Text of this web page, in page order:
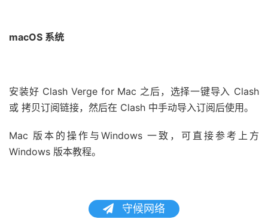
macOS 系统
安装好 Clash Verge for Mac 之后，选择一键导入 Clash
或 拷贝订阅链接，然后在 Clash 中手动导入订阅后使用。
Mac 版本的操作与Windows 一致，可直接参考上方
Windows 版本教程。
守候网络